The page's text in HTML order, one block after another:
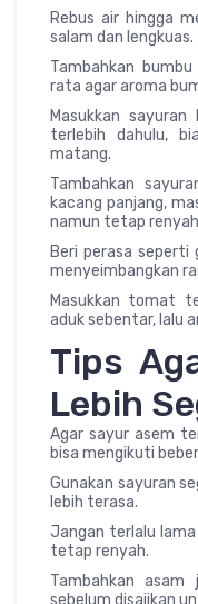
Rebus air hingga
salam dan lengkuas.
Tambahkan
rata agar aroma
Masukkan
terlebih dahulu,
matang.
Tambahkan
kacang panjang,
namun tetap
Beri perasa seperti
menyeimbangkan
Masukkan tomat
aduk sebentar, lalu
Tips
Lebih
Agar sayur asem
bisa mengikuti
Gunakan sayuran
lebih terasa.
Jangan terlalu
tetap renyah.
Tambahkan
sebelum disajikan